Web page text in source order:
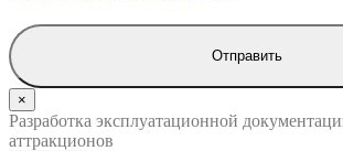
Отправить
×
Разработка эксплуатационной
аттракционов